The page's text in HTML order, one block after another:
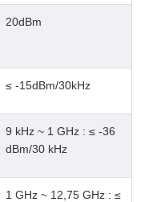
20dBm
≤ -15dBm/30kHz
9 kHz ~ 1 GHz : ≤ -36
dBm/30 kHz
1 GHz ~ 12,75 GHz : ≤